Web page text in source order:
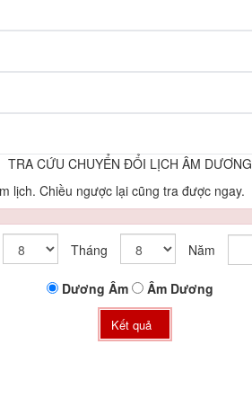
TRA CỨU CHUYỂN ĐỔI LỊCH ÂM DƯƠNG
lịch. Chiều ngược lại cũng tra được ngay.
Tháng Năm
Dương Âm Âm Dương
Kết quả